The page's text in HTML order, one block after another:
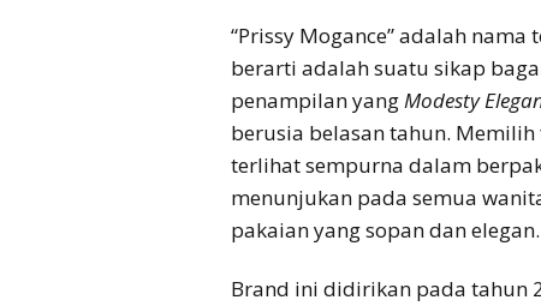
“Prissy Mogance” adalah
berarti adalah suatu sikap
penampilan yangModesty
berusia belasan tahun.
terlihat sempurna dalam
menunjukan pada semua
pakaian yang sopan dan elegan.
Brand ini didirikan pada tahun